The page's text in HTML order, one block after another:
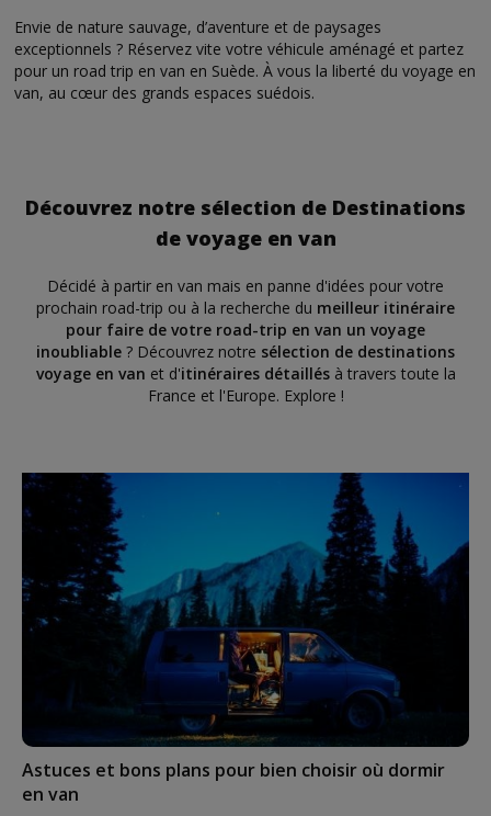
Envie de nature sauvage, d’aventure et de paysages
exceptionnels ? Réservez vite votre véhicule aménagé et partez
pour un road trip en van en Suède. À vous la liberté du voyage en
van, au cœur des grands espaces suédois.
Découvrez notre sélection de Destinations
de voyage en van
Décidé à partir en van mais en panne d'idées pour votre
prochain road-trip ou à la recherche du meilleur itinéraire
pour faire de votre road-trip en van un voyage
inoubliable ? Découvrez notre sélection de destinations
voyage en van et d'itinéraires détaillésà travers toute la
France et l'Europe. Explore !
Astuces et bons plans pour bien choisir où dormir
en van